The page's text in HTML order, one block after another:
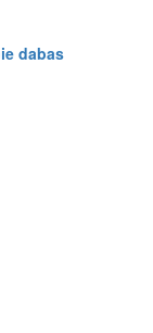
dabas